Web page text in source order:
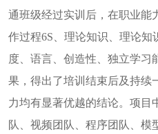
通班级经过实训后，在职业能
作过程6S 、理论知识、理论
度、语言、创造性、独立学习
果，得出了培训结束后及持续
力均有显著优越的结论。项目
队、视频团队、程序团队、模